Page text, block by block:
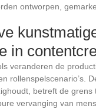
ontworpen,
in
veranderen de
rollenspelscenario’s.
betreft de grens
vervanging van